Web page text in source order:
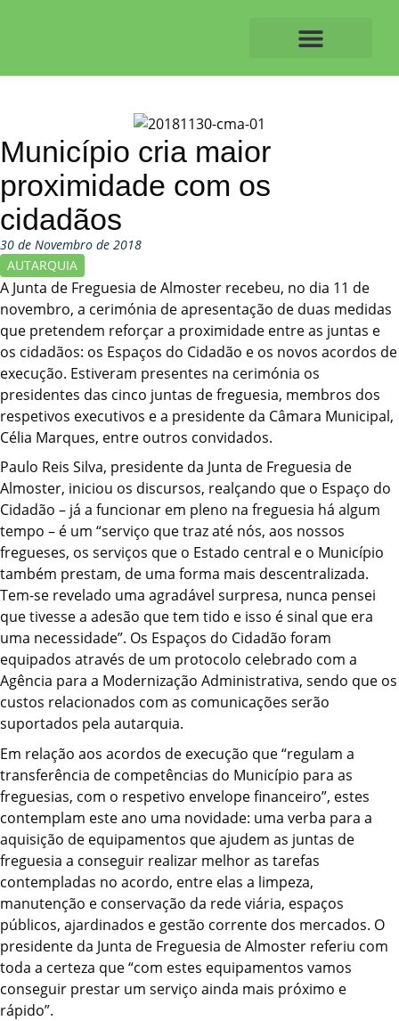
Município cria maior
proximidade com os
cidadãos
30 de Novembro de 2018
AUTARQUIA
A Junta de Freguesia de Almoster recebeu, no dia 11 de
novembro, a cerimónia de apresentação de duas medidas
que pretendem reforçar a proximidade entre as juntas e
os cidadãos: os Espaços do Cidadão e os novos acordos de
execução. Estiveram presentes na cerimónia os
presidentes das cinco juntas de freguesia, membros dos
respetivos executivos e a presidente da Câmara Municipal,
Célia Marques, entre outros convidados.
Paulo Reis Silva, presidente da Junta de Freguesia de
Almoster, iniciou os discursos, realçando que o Espaço do
Cidadão – já a funcionar em pleno na freguesia há algum
tempo – é um “serviço que traz até nós, aos nossos
fregueses, os serviços que o Estado central e o Município
também prestam, de uma forma mais descentralizada.
Tem-se revelado uma agradável surpresa, nunca pensei
que tivesse a adesão que tem tido e isso é sinal que era
uma necessidade”. Os Espaços do Cidadão foram
equipados através de um protocolo celebrado com a
Agência para a Modernização Administrativa, sendo que os
custos relacionados com as comunicações serão
suportados pela autarquia.
Em relação aos acordos de execução que “regulam a
transferência de competências do Município para as
freguesias, com o respetivo envelope financeiro”, estes
contemplam este ano uma novidade: uma verba para a
aquisição de equipamentos que ajudem as juntas de
freguesia a conseguir realizar melhor as tarefas
contempladas no acordo, entre elas a limpeza,
manutenção e conservação da rede viária, espaços
públicos, ajardinados e gestão corrente dos mercados. O
presidente da Junta de Freguesia de Almoster referiu com
toda a certeza que “com estes equipamentos vamos
conseguir prestar um serviço ainda mais próximo e
rápido”.